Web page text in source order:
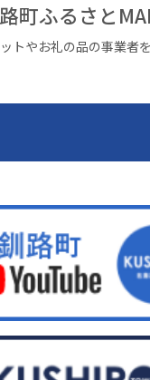
町ふるさと
トやお礼の品の事業者